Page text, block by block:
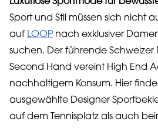
Sport und Stil müssen sich nicht
auf LOOP nach exklusiver
suchen. Der führende Schweizer
Second Hand vereint High End
nachhaltigem Konsum. Hier
ausgewählte Designer
auf dem Tennisplatz als auch